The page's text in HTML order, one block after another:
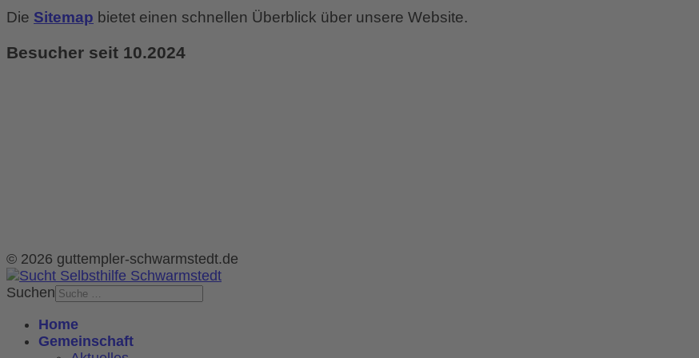
Die Sitemap bietet einen schnellen Überblick über unsere Website.
Besucher seit 10.2024
© 2026 guttempler-schwarmstedt.de
Suchen
Home
Gemeinschaft